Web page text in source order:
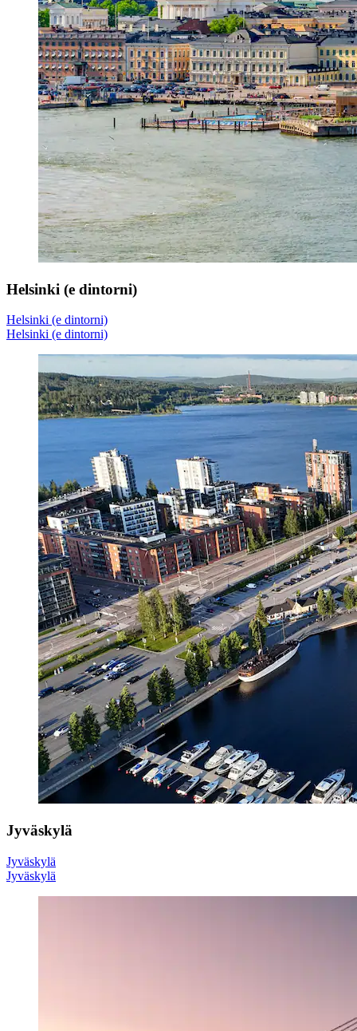
Helsinki (e dintorni)
Helsinki (e dintorni)
Helsinki (e dintorni)
Jyväskylä
Jyväskylä
Jyväskylä